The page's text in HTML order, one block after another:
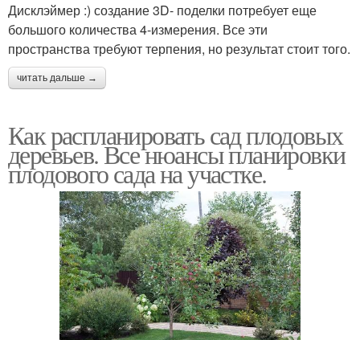
Дисклэймер :) создание 3D- поделки потребует еще
большого количества 4-измерения. Все эти
пространства требуют терпения, но результат стоит того.
читать дальше →
Как распланировать сад плодовых
деревьев. Все нюансы планировки
плодового сада на участке.